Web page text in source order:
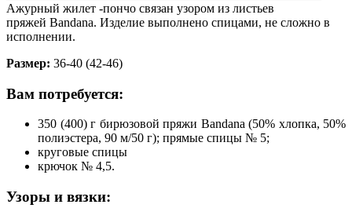
Ажурный жилет -пончо связан узором из листьев
пряжей Bandana. Изделие выполнено спицами, не сложно в
исполнении.
Размер: 36-40 (42-46)
Вам потребуется:
350 (400) г бирюзовой пряжи Bandana (50% хлопка, 50%
полиэстера, 90 м/50 г); прямые спицы № 5;
круговые спицы
крючок № 4,5.
Узоры и вязки: